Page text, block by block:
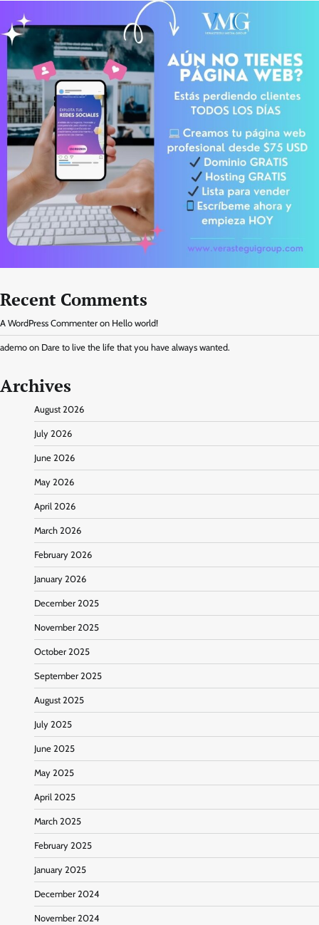
Recent Comments
A WordPress Commenter on Hello world!
ademo on Dare to live the life that you have always wanted.
Archives
August 2026
July 2026
June 2026
May 2026
April 2026
March 2026
February 2026
January 2026
December 2025
November 2025
October 2025
September 2025
August 2025
July 2025
June 2025
May 2025
April 2025
March 2025
February 2025
January 2025
December 2024
November 2024